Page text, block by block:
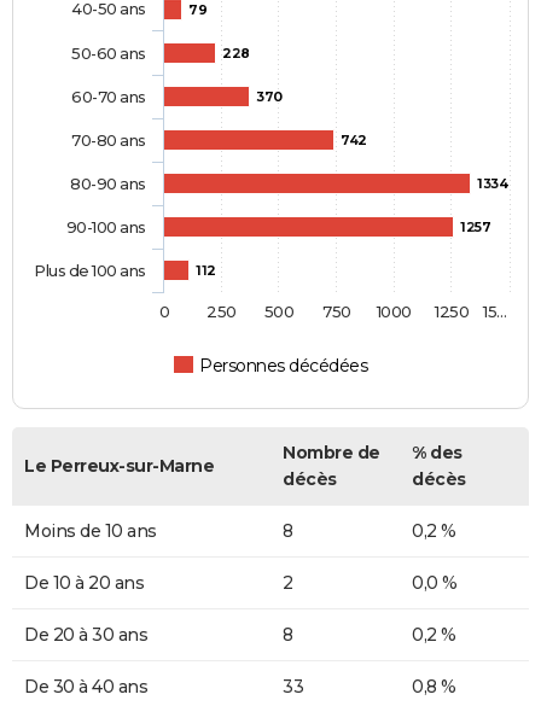
79
228
370
742
1334
1257
112
Personnes décédées
40-50 ans
50-60 ans
60-70 ans
70-80 ans
80-90 ans
90-100 ans
Plus de 100 ans
0 250 500 750 1000 1250 15…
Le Perreux-sur-Marne
Nombre de
décès
% des
décès
Moins de 10 ans 8 0,2 %
De 10 à 20 ans 2 0,0 %
De 20 à 30 ans 8 0,2 %
De 30 à 40 ans 33 0,8 %